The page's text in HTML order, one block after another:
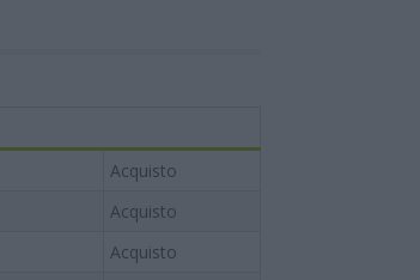
Acquisto
Acquisto
Acquisto